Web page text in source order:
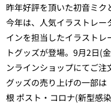
昨年好評を頂いた初音ミク
今年は、人気イラストレ
インを担当したイラスト
トグッズが登場。9月2日(
ンラインショップにてご注
グッズの売り上げの一部
根 ポスト・コロナ(新型感